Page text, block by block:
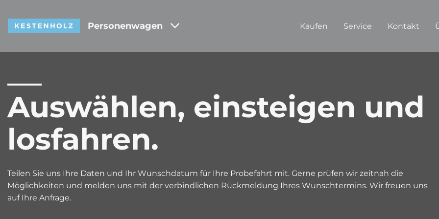
Personenwagen Kaufen Service Kontakt
Auswählen, einsteigen und
losfahren.
Teilen Sie uns Ihre Daten und Ihr Wunschdatum für Ihre Probefahrt mit. Gerne prüfen wir zeitnah die
Möglichkeiten und melden uns mit der verbindlichen Rückmeldung Ihres Wunschtermins. Wir freuen uns
auf Ihre Anfrage.